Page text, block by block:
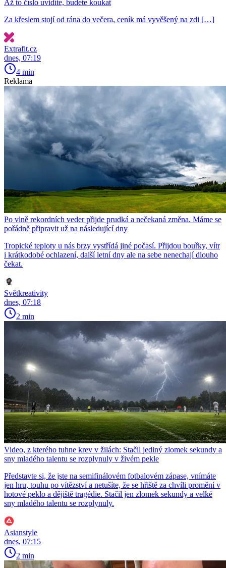
Až to číslo uvidíte, budete koukat
Za křeslem stojí od rána do večera, ceník má vyvěšený na zdi […]
Extrafit.cz
dnes, 07:19
4 min
Reklama
Po vlně rekordních veder přijde prudká a nečekaná změna. Máme se
pořádně připravit už na následující dny
Tropické teploty u nás brzy vystřídá jiné počasí. Přijdou bouřky, vítr
i krátkodobé ochlazení, další letní dny ale na sebe nenechají dlouho
čekat.
Světkreativity
dnes, 07:18
2 min
Video, z kterého tuhne krev v žilách: Stačil jediný zlomek sekundy a
sny mladého talentu se rozplynuly v živém pekle
Představte si, že jste na semifinálovém fotbalovém zápase, vnímáte
jen hru, touhu po vítězství a netušíte, že se hřiště za chvíli promění v
hotové peklo a dějiště tragédie. Stačil jen zlomek sekundy a velké
sny mladého talentu se rozplynuly.
Asianstyle
dnes, 07:15
2 min